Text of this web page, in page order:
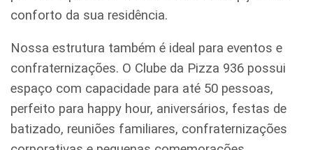
conforto da sua residência.
Nossa estrutura também é ideal para eventos e
confraternizações. O Clube da Pizza 936 possui
espaço com capacidade para até 50 pessoas,
perfeito para happy hour, aniversários, festas de
batizado, reuniões familiares, confraternizações